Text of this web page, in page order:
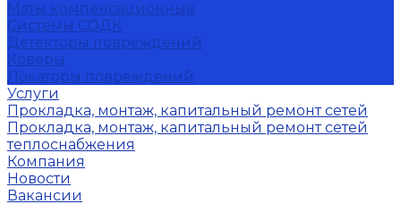
Маты компенсационные
Системы СОДК
Детекторы повреждений
Коверы
Локаторы повреждений
Услуги
Прокладка, монтаж, капитальный ремонт сетей
Прокладка, монтаж, капитальный ремонт сетей
теплоснабжения
Компания
Новости
Вакансии